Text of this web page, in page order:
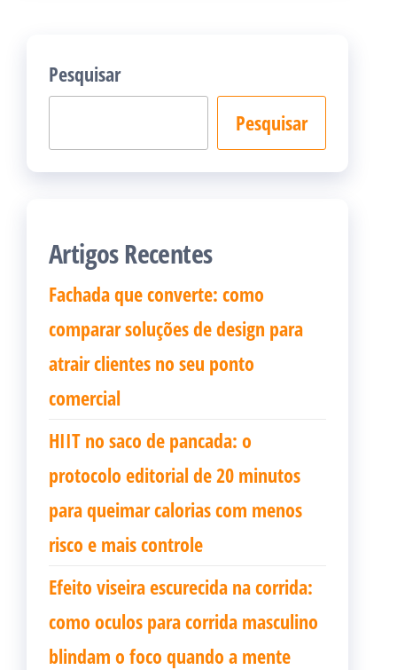
Pesquisar
Pesquisar
Artigos Recentes
Fachada que converte: como
comparar soluções de design para
atrair clientes no seu ponto
comercial
HIIT no saco de pancada: o
protocolo editorial de 20 minutos
para queimar calorias com menos
risco e mais controle
Efeito viseira escurecida na corrida:
como oculos para corrida masculino
blindam o foco quando a mente